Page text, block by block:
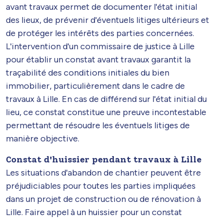
avant travaux permet de documenter l'état initial
des lieux, de prévenir d'éventuels litiges ultérieurs et
de protéger les intérêts des parties concernées.
L'intervention d'un commissaire de justice à Lille
pour établir un constat avant travaux garantit la
traçabilité des conditions initiales du bien
immobilier, particulièrement dans le cadre de
travaux à Lille. En cas de différend sur l'état initial du
lieu, ce constat constitue une preuve incontestable
permettant de résoudre les éventuels litiges de
manière objective.
Constat d'huissier pendant travaux à Lille
Les situations d'abandon de chantier peuvent être
préjudiciables pour toutes les parties impliquées
dans un projet de construction ou de rénovation à
Lille. Faire appel à un huissier pour un constat